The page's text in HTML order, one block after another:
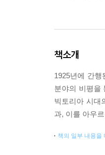
책소개
1925년에 간
분야의 비평을
빅토리아 시대
과, 이를 아우
책의 일부 내용을